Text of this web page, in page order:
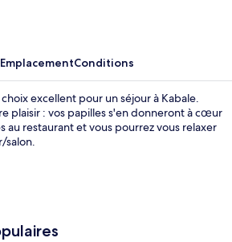
Extérieur
EmplacementConditions
excellent pour un séjour à Kabale.
plaisir : vos papilles s'en donneront à cœur
au restaurant et vous pourrez vous relaxer
salon.